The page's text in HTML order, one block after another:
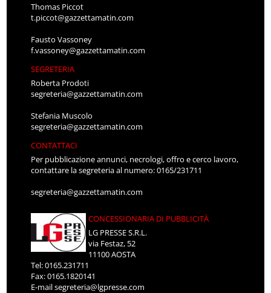
Thomas Piccot
t.piccot@gazzettamatin.com
Fausto Vassoney
f.vassoney@gazzettamatin.com
SEGRETERIA
Roberta Prodoti
segreteria@gazzettamatin.com
Stefania Muscolo
segreteria@gazzettamatin.com
CONTATTACI
Per pubblicazione annunci, necrologi, offro e cerco lavoro,
contattare la segreteria al numero: 0165/231711
segreteria@gazzettamatin.com
CONCESSIONARIA DI PUBBLICITÀ
LG PRESSE S.R.L.
via Festaz, 52
11100 AOSTA
Tel: 0165.231711
Fax: 0165.1820141
E-mailsegreteria@lgpresse.com